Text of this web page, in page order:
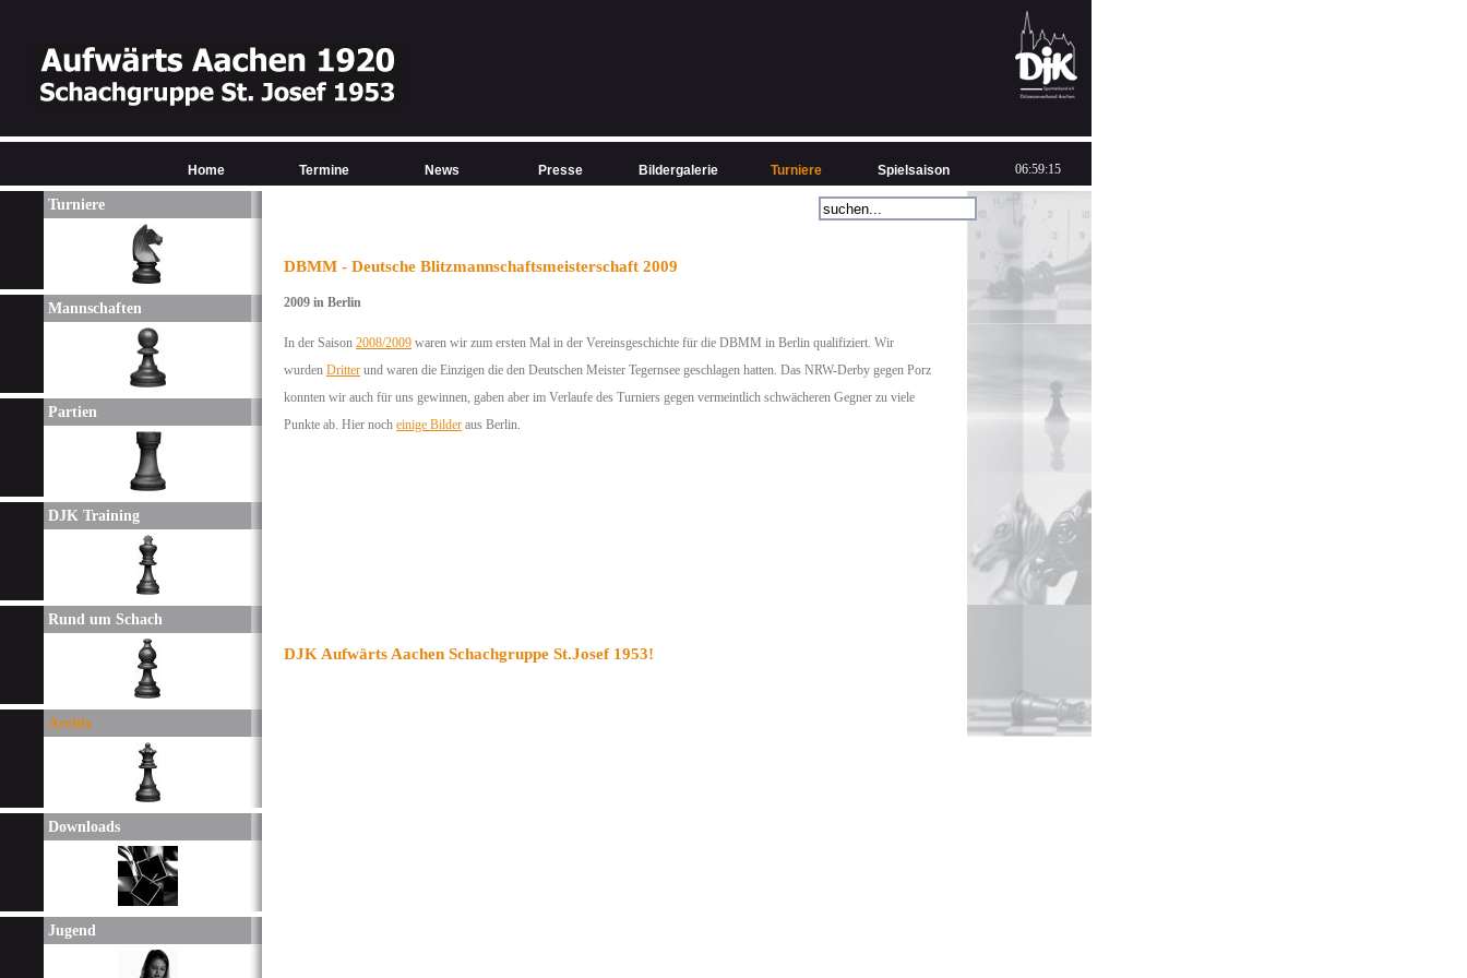
Turniere
Mannschaften
Partien
DJK Training
Rund um Schach
Archiv
Downloads
Jugend
DBMM - Deutsche Blitzmannschaftsmeisterschaft 2009
2009 in Berlin
In der Saison 2008/2009 waren wir zum ersten Mal in der Vereinsgeschichte für die DBMM in Berlin qualifiziert. Wir
wurden Dritter und waren die Einzigen die den Deutschen Meister Tegernsee geschlagen hatten. Das NRW-Derby gegen Porz
konnten wir auch für uns gewinnen, gaben aber im Verlaufe des Turniers gegen vermeintlich schwächeren Gegner zu viele
Punkte ab. Hier noch einige Bilder aus Berlin.
DJK Aufwärts Aachen Schachgruppe St.Josef 1953!
Home Termine News Presse Bildergalerie Turniere Spielsaison 06:59:15